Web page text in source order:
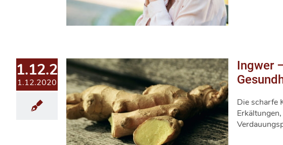
1.12.2020
1.12.2020
Ingwer
Die scharfe